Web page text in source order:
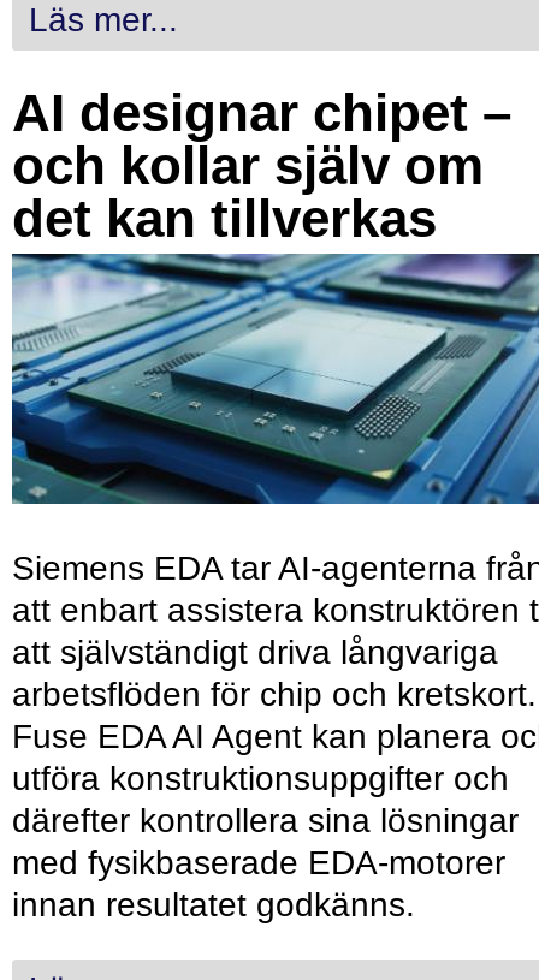
Läs mer...
AI designar chipet –
och kollar själv om
det kan tillverkas
Siemens EDA tar AI-agenterna
att enbart assistera konstruktören
att självständigt driva långvariga
arbetsflöden för chip och kretskort.
Fuse EDA AI Agent kan planera
utföra konstruktionsuppgifter och
därefter kontrollera sina lösningar
med fysikbaserade EDA-motorer
innan resultatet godkänns.